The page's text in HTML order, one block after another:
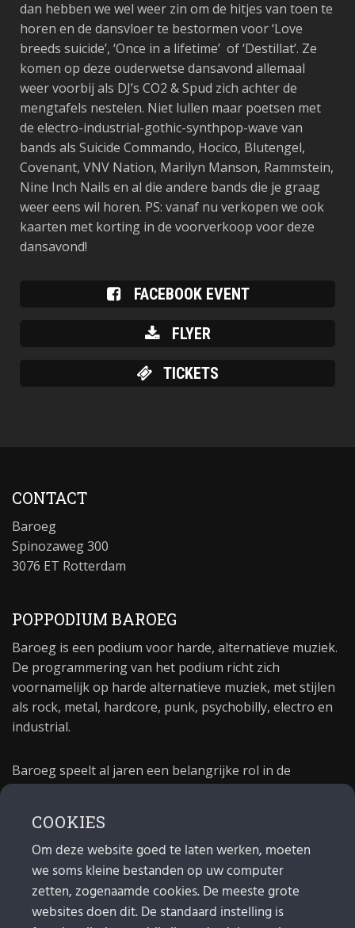
dan hebben we wel weer zin om de hitjes van toen te
horen en de dansvloer te bestormen voor ‘Love
breeds suicide’, ‘Once in a lifetime’ of ‘Destillat’. Ze
komen op deze ouderwetse dansavond allemaal
weer voorbij als DJ’s CO2 & Spud zich achter de
mengtafels nestelen. Niet lullen maar poetsen met
de electro-industrial-gothic-synthpop-wave van
bands als Suicide Commando, Hocico, Blutengel,
Covenant, VNV Nation, Marilyn Manson, Rammstein,
Nine Inch Nails en al die andere bands die je graag
weer eens wil horen. PS: vanaf nu verkopen we ook
kaarten met korting in de voorverkoop voor deze
dansavond!
FACEBOOK EVENT
FLYER
TICKETS
CONTACT
Baroeg
Spinozaweg 300
3076 ET Rotterdam
POPPODIUM BAROEG
Baroeg is een podium voor harde, alternatieve muziek.
De programmering van het podium richt zich
voornamelijk op harde alternatieve muziek, met stijlen
als rock, metal, hardcore, punk, psychobilly, electro en
industrial.
Baroeg speelt al jaren een belangrijke rol in de
poppodium 40 jaar.
MAIL
Algemeen: info@baroeg.nl
COOKIES
Om deze website goed te laten werken, moeten
we soms kleine bestanden op uw computer
zetten, zogenaamde cookies. De meeste grote
websites doen dit. De standaard instelling is